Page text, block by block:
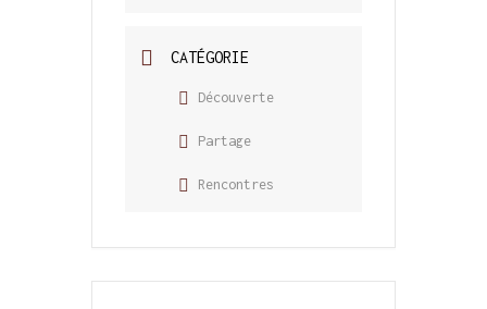
CATÉGORIE
Découverte
Partage
Rencontres